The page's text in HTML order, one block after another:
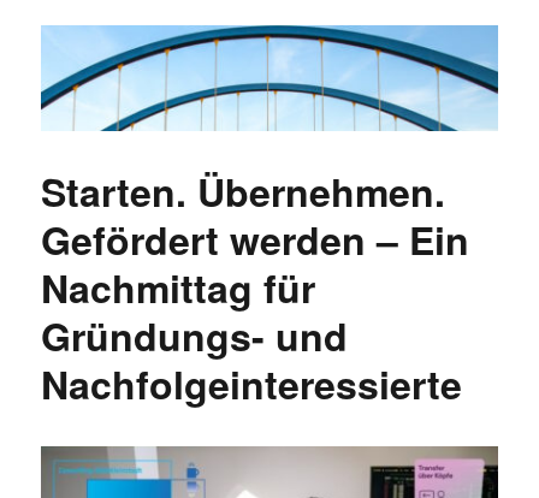
Starten. Übernehmen.
Gefördert werden – Ein
Nachmittag für
Gründungs- und
Nachfolgeinteressierte